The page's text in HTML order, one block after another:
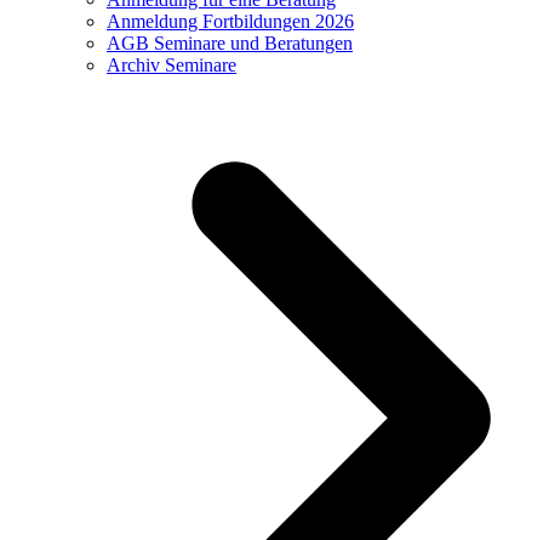
Anmeldung Fortbildungen 2026
AGB Seminare und Beratungen
Archiv Seminare